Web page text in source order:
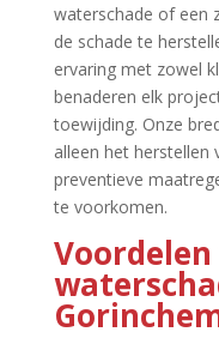
waterschade of een
de schade te
ervaring met zowel
benaderen elk
toewijding.​ Onze
alleen het herstellen
preventieve
te voorkomen.​